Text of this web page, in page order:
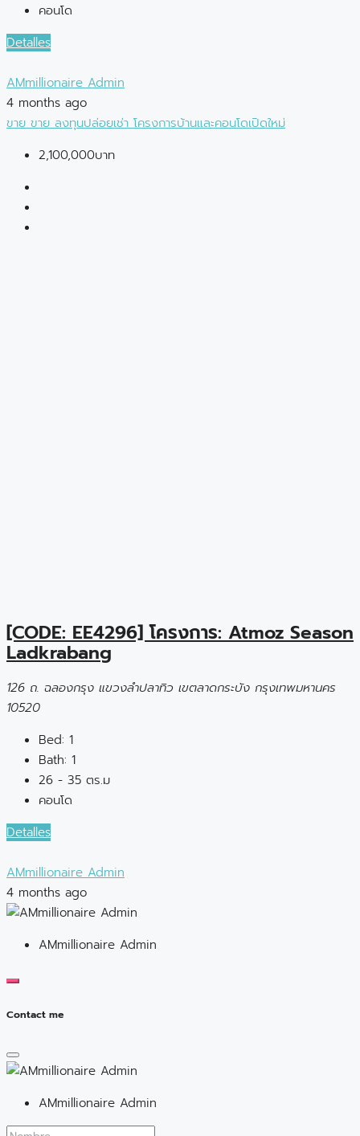
คอนโด
Detalles
AMmillionaire Admin
4 months ago
ขาย ขาย ลงทุนปล่อยเช่า โครงการบ้านและคอนโดเปิดใหม่
2,100,000บาท
[CODE: EE4296] โครงการ: Atmoz Season
Ladkrabang
126 ถ. ฉลองกรุง แขวงลำปลาทิว เขตลาดกระบัง กรุงเทพมหานคร
10520
Bed: 1
Bath: 1
26 - 35 ตร.ม
คอนโด
Detalles
AMmillionaire Admin
4 months ago
AMmillionaire Admin
Contact me
AMmillionaire Admin